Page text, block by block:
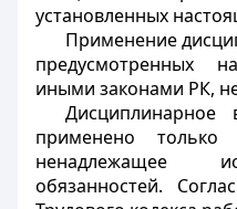
установленных
Применение
предусмотренных
иными законами РК,
применено
ненадлежащее
обязанностей.